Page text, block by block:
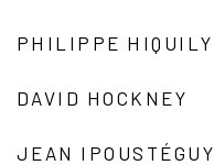
PHILIPPE HIQUILY
DAVID HOCKNEY
JEAN IPOUSTÉGUY